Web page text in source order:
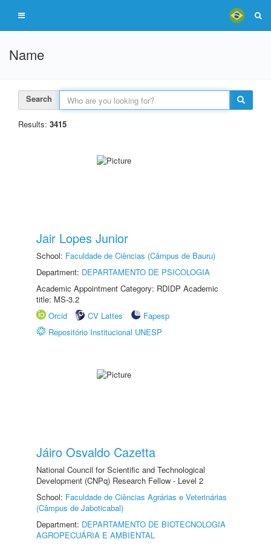
Name
Search
Results: 3415
Jair Lopes Junior
School: Faculdade de Ciências (Câmpus de Bauru)
Department: DEPARTAMENTO DE PSICOLOGIA
Academic Appointment Category: RDIDP Academic
title: MS-3.2
Orcid
CV Lattes
Fapesp
Repositório Institucional UNESP
Jáiro Osvaldo Cazetta
National Council for Scientific and Technological
Development (CNPq) Research Fellow - Level 2
School: Faculdade de Ciências Agrárias e Veterinárias
(Câmpus de Jaboticabal)
Department: DEPARTAMENTO DE BIOTECNOLOGIA
AGROPECUÁRIA E AMBIENTAL